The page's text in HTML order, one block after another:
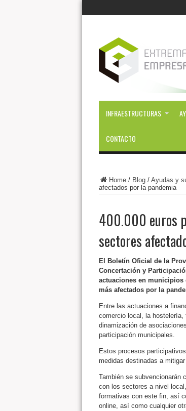
INFRAESTRUCTURAS
CONTACTO
Home/ Blog/ Ayudas y
afectados por la pandemia
400.000 euros
sectores
El Boletín Oficial de la
Concertación y
actuaciones en municipios
más afectados por la
Entre las actuaciones a
comercio local, la
dinamización de
participación municipales.
Estos procesos
medidas destinadas a
También se subvencionarán
con los sectores a nivel
formativas con este fin, así
online, así como cualquier